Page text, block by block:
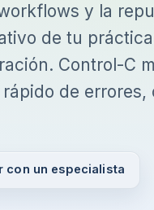
y la
de tu
Control-C
de errores,
con un especialista